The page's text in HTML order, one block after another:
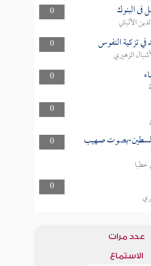
0
البنوك
الألباني
0
في تزكية النفوس
الزهيري
0
0
0
بصوت صهيب
0
عدد مرات
الاستماع